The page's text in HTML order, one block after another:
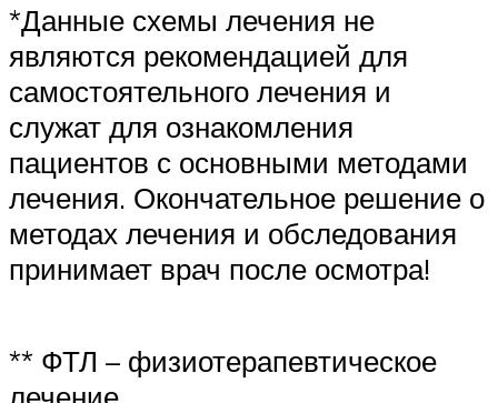
*Данные схемы лечения не
являются рекомендацией для
самостоятельного лечения и
служат для ознакомления
пациентов с основными методами
лечения. Окончательное решение о
методах лечения и обследования
принимает врач после осмотра!
** ФТЛ – физиотерапевтическое